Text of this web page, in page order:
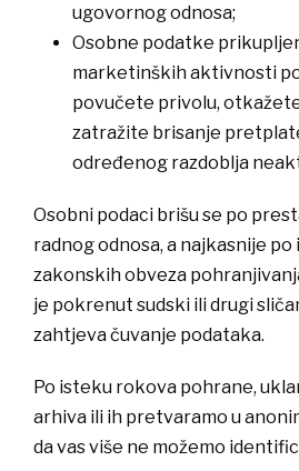
ugovornog odnosa;
​Osobne podatke
marketinških aktivnosti
povučete privolu,
zatražite brisanje
određenog razdoblja
​Osobni podaci brišu se po
radnog odnosa, a najkasnije
zakonskih obveza
je pokrenut sudski ili drugi
zahtjeva čuvanje podataka.
Po isteku rokova pohrane,
arhiva ili ih pretvaramo u
da vas više ne možemo